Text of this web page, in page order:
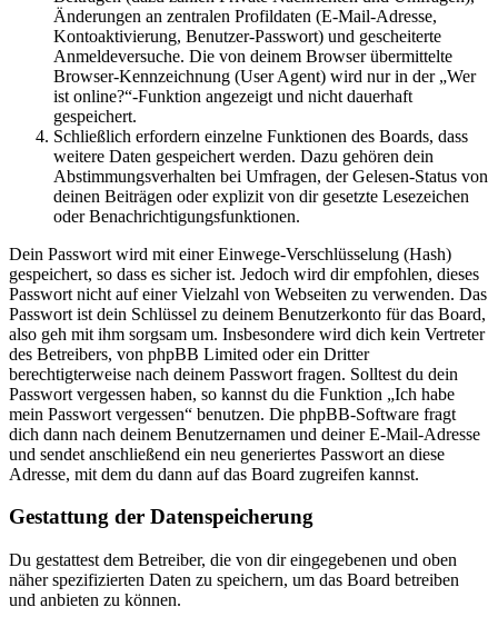
Änderungen an zentralen Profildaten (E-Mail-Adresse,
Kontoaktivierung, Benutzer-Passwort) und gescheiterte
Anmeldeversuche. Die von deinem Browser übermittelte
Browser-Kennzeichnung (User Agent) wird nur in der „Wer
ist online?“-Funktion angezeigt und nicht dauerhaft
gespeichert.
Schließlich erfordern einzelne Funktionen des Boards, dass
weitere Daten gespeichert werden. Dazu gehören dein
Abstimmungsverhalten bei Umfragen, der Gelesen-Status von
deinen Beiträgen oder explizit von dir gesetzte Lesezeichen
oder Benachrichtigungsfunktionen.
Dein Passwort wird mit einer Einwege-Verschlüsselung (Hash)
gespeichert, so dass es sicher ist. Jedoch wird dir empfohlen, dieses
Passwort nicht auf einer Vielzahl von Webseiten zu verwenden. Das
Passwort ist dein Schlüssel zu deinem Benutzerkonto für das Board,
also geh mit ihm sorgsam um. Insbesondere wird dich kein Vertreter
des Betreibers, von phpBB Limited oder ein Dritter
berechtigterweise nach deinem Passwort fragen. Solltest du dein
Passwort vergessen haben, so kannst du die Funktion „Ich habe
mein Passwort vergessen“ benutzen. Die phpBB-Software fragt
dich dann nach deinem Benutzernamen und deiner E-Mail-Adresse
und sendet anschließend ein neu generiertes Passwort an diese
Adresse, mit dem du dann auf das Board zugreifen kannst.
Gestattung der Datenspeicherung
Du gestattest dem Betreiber, die von dir eingegebenen und oben
näher spezifizierten Daten zu speichern, um das Board betreiben
und anbieten zu können.